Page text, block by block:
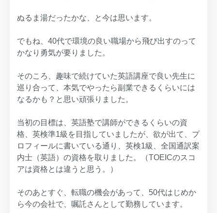
ぬるま湯だったかな、と今は思います。
でもね、40代で環境の良い職場から飛び出すのって
かなり勇気が要りました。
そのころ、趣味で続けていた英語講座で良い先生に
巡り合って、本気でやったら副業できるくらいには
なるかも？と思い頑張りました。
当初の目標は、英語塾で講師ができるくらいの資
格、英検準1級を目指していましたが、欲が出て、プ
ロフィールに書いている通り、英検1級、全国通訳案
内士（英語）の資格を取りました。（TOEICのスコ
アは資格とは違うと思う。）
そのあとすぐ、転職の機会があって、50代はじめか
ら今の会社で、嘱託さんとして勤務しています。